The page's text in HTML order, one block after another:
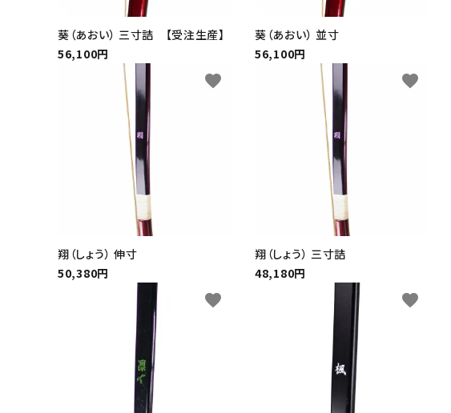
プライバシーポリシー
特定商取引法について
person
葵（あおい） 三寸詰 【受注生産】
56,100円
葵（あおい） 並寸
56,100円
翔（しょう） 伸寸
50,380円
favorite
翔（しょう） 三寸詰
48,180円
favorite
favorite favorite